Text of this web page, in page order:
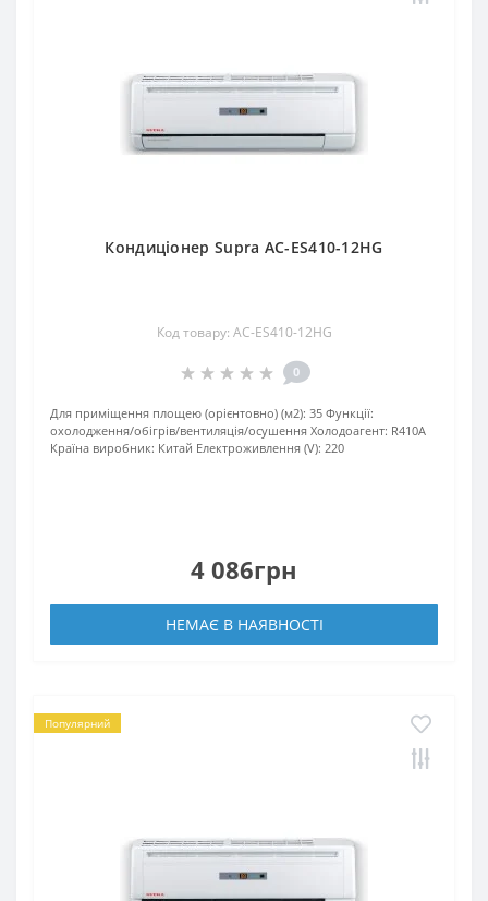
Кондиціонер Supra AC-ES410-12HG
Код товару: AC-ES410-12HG
0
Для приміщення площею (орієнтовно) (м2): 35 Функції:
охолодження/обігрів/вентиляція/осушення Xолодоагент: R410А
Країна виробник: Китай Електроживлення (V): 220
4 086грн
НЕМАЄ В НАЯВНОСТІ
Популярний